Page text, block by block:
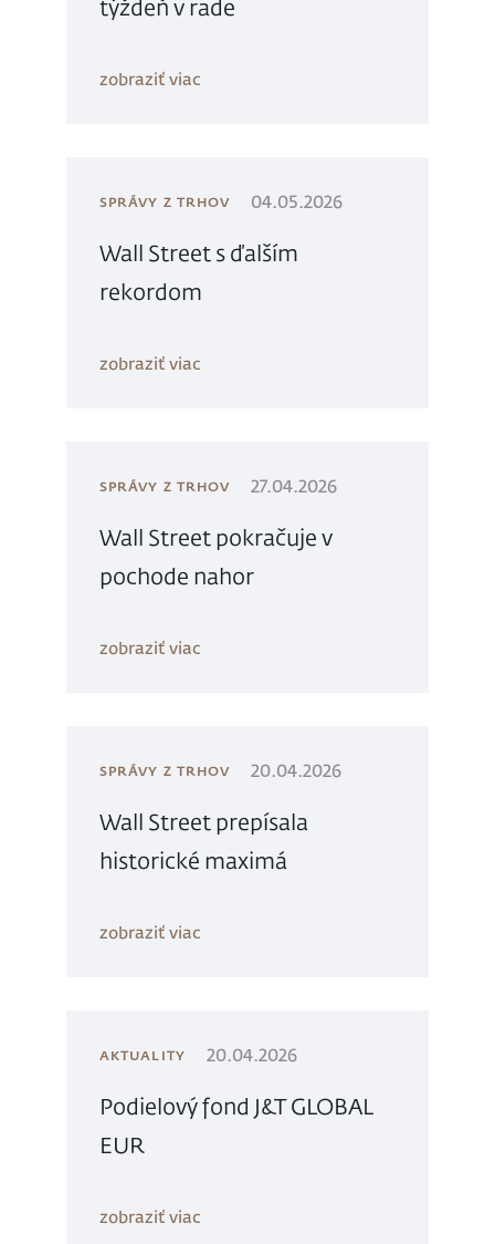
týždeň v rade
zobraziť viac
SPRÁVY Z TRHOV 04.05.2026
Wall Street s ďalším
rekordom
zobraziť viac
SPRÁVY Z TRHOV 27.04.2026
Wall Street pokračuje v
pochode nahor
zobraziť viac
SPRÁVY Z TRHOV 20.04.2026
Wall Street prepísala
historické maximá
zobraziť viac
AKTUALITY 20.04.2026
Podielový fond J&T GLOBAL
EUR
zobraziť viac